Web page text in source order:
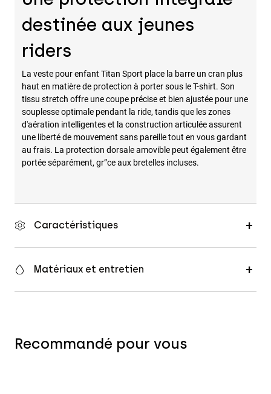
Accessoires
Sacs et sacs à dos
Chapeaux et Casquettes
Voir tout
destinée aux jeunes
riders
La veste pour enfant Titan Sport place la barre un cran plus
haut en matière de protection à porter sous le T-shirt. Son
tissu stretch offre une coupe précise et bien ajustée pour une
souplesse optimale pendant la ride, tandis que les zones
d'aération intelligentes et la construction articulée assurent
une liberté de mouvement sans pareille tout en vous gardant
au frais. La protection dorsale amovible peut également être
portée séparément, gr”ce aux bretelles incluses.
Caractéristiques
Matériaux et entretien
Recommandé pour vous